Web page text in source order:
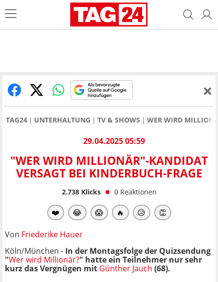
TAG24 UNTERHALTUNG TV & SHOWS WER WIRD
29.04.2025 05:59
"WER WIRD MILLIONÄR"-KANDIDAT
VERSAGT BEI KINDERBUCH-FRAGE
2.738Klicks 0 Reaktionen
❤️ 😂 😱 🔥 😥 👏
Von Friederike Hauer
Köln/München - In der Montagsfolge der Quizsendung
"Wer wird Millionär?" hatte ein Teilnehmer nur sehr
kurz das Vergnügen mit Günther Jauch (68).